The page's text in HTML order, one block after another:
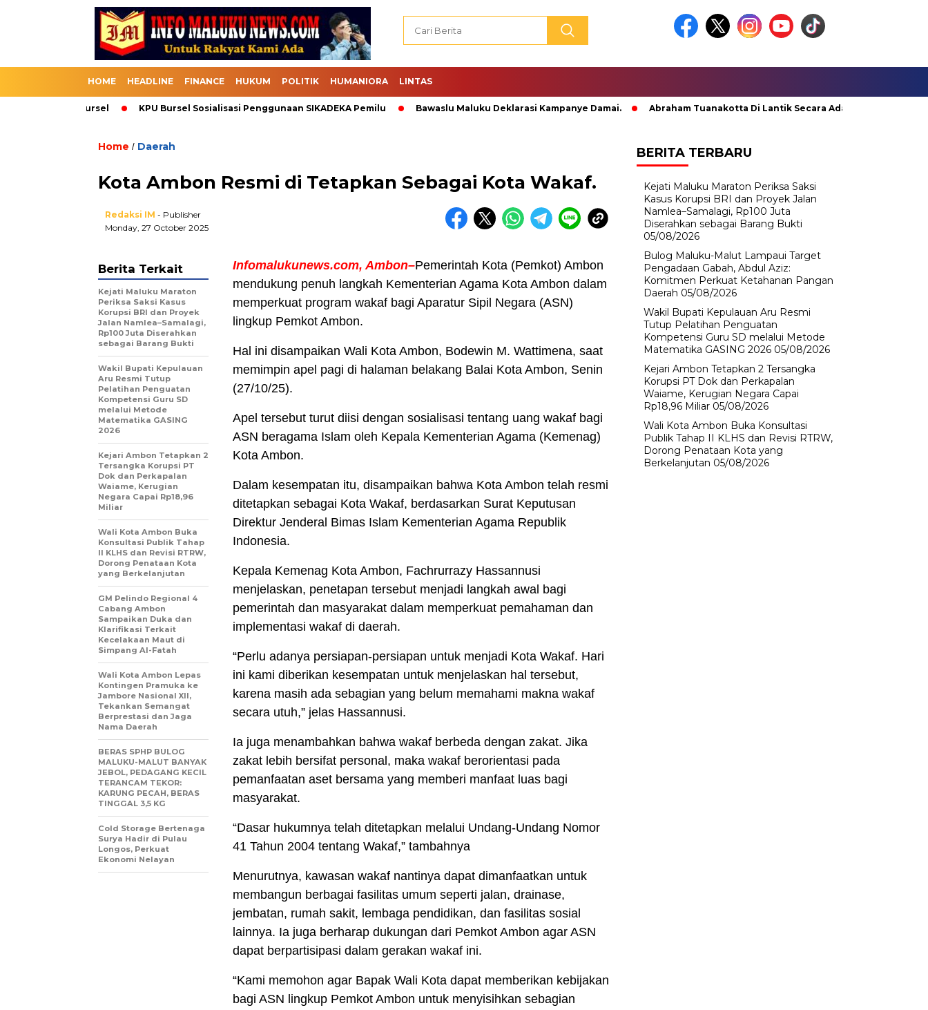
HOME HEADLINE FINANCE HUKUM POLITIK HUMANIORA LINTAS
KPU Bursel Sosialisasi Penggunaan SIKADEKA Pemilu Bawaslu Maluku Deklarasi Kampanye Damai. Abraham Tuanakotta Di Lantik Secara Adat; Pj Bupati Malteng
Home / Daerah
Kota Ambon Resmi di Tetapkan Sebagai Kota Wakaf.
Redaksi IM - Publisher
Monday, 27 October 2025
Infomalukunews.com, Ambon–Pemerintah Kota (Pemkot) Ambon
mendukung penuh langkah Kementerian Agama Kota Ambon dalam
memperkuat program wakaf bagi Aparatur Sipil Negara (ASN)
lingkup Pemkot Ambon.
Hal ini disampaikan Wali Kota Ambon, Bodewin M. Wattimena, saat
memimpin apel pagi di halaman belakang Balai Kota Ambon, Senin
(27/10/25).
Apel tersebut turut diisi dengan sosialisasi tentang uang wakaf bagi
ASN beragama Islam oleh Kepala Kementerian Agama (Kemenag)
Kota Ambon.
Dalam kesempatan itu, disampaikan bahwa Kota Ambon telah resmi
ditetapkan sebagai Kota Wakaf, berdasarkan Surat Keputusan
Direktur Jenderal Bimas Islam Kementerian Agama Republik
Indonesia.
Kepala Kemenag Kota Ambon, Fachrurrazy Hassannusi
menjelaskan, penetapan tersebut menjadi langkah awal bagi
pemerintah dan masyarakat dalam memperkuat pemahaman dan
implementasi wakaf di daerah.
“Perlu adanya persiapan-persiapan untuk menjadi Kota Wakaf. Hari
ini kami diberikan kesempatan untuk menjelaskan hal tersebut,
karena masih ada sebagian yang belum memahami makna wakaf
secara utuh,” jelas Hassannusi.
Ia juga menambahkan bahwa wakaf berbeda dengan zakat. Jika
zakat lebih bersifat personal, maka wakaf berorientasi pada
pemanfaatan aset bersama yang memberi manfaat luas bagi
masyarakat.
“Dasar hukumnya telah ditetapkan melalui Undang-Undang Nomor
41 Tahun 2004 tentang Wakaf,” tambahnya
Menurutnya, kawasan wakaf nantinya dapat dimanfaatkan untuk
membangun berbagai fasilitas umum seperti jalan, drainase,
jembatan, rumah sakit, lembaga pendidikan, dan fasilitas sosial
lainnya. Ia juga berharap dukungan dari Pemkot Ambon agar ASN
dapat berpartisipasi dalam gerakan wakaf ini.
“Kami memohon agar Bapak Wali Kota dapat memberikan kebijakan
bagi ASN lingkup Pemkot Ambon untuk menyisihkan sebagian
Berita Terkait
Kejati Maluku Maraton
Periksa Saksi Kasus
Korupsi BRI dan Proyek
Jalan Namlea–Samalagi,
Rp100 Juta Diserahkan
sebagai Barang Bukti
Wakil Bupati Kepulauan
Aru Resmi Tutup
Pelatihan Penguatan
Kompetensi Guru SD
melalui Metode
Matematika GASING
2026
Kejari Ambon Tetapkan 2
Tersangka Korupsi PT
Dok dan Perkapalan
Waiame, Kerugian
Negara Capai Rp18,96
Miliar
Wali Kota Ambon Buka
Konsultasi Publik Tahap
II KLHS dan Revisi RTRW,
Dorong Penataan Kota
yang Berkelanjutan
GM Pelindo Regional 4
Cabang Ambon
Sampaikan Duka dan
Klarifikasi Terkait
Kecelakaan Maut di
Simpang Al-Fatah
Wali Kota Ambon Lepas
Kontingen Pramuka ke
Jambore Nasional XII,
Tekankan Semangat
Berprestasi dan Jaga
Nama Daerah
BERAS SPHP BULOG
MALUKU-MALUT BANYAK
JEBOL, PEDAGANG KECIL
TERANCAM TEKOR:
KARUNG PECAH, BERAS
TINGGAL 3,5 KG
Cold Storage Bertenaga
Surya Hadir di Pulau
Longos, Perkuat
Ekonomi Nelayan
BERITA TERBARU
Kejati Maluku Maraton Periksa Saksi
Kasus Korupsi BRI dan Proyek Jalan
Namlea–Samalagi, Rp100 Juta
Diserahkan sebagai Barang Bukti
05/08/2026
Bulog Maluku-Malut Lampaui Target
Pengadaan Gabah, Abdul Aziz:
Komitmen Perkuat Ketahanan Pangan
Daerah 05/08/2026
Wakil Bupati Kepulauan Aru Resmi
Tutup Pelatihan Penguatan
Kompetensi Guru SD melalui Metode
Matematika GASING 2026 05/08/2026
Kejari Ambon Tetapkan 2 Tersangka
Korupsi PT Dok dan Perkapalan
Waiame, Kerugian Negara Capai
Rp18,96 Miliar 05/08/2026
Wali Kota Ambon Buka Konsultasi
Publik Tahap II KLHS dan Revisi RTRW,
Dorong Penataan Kota yang
Berkelanjutan 05/08/2026